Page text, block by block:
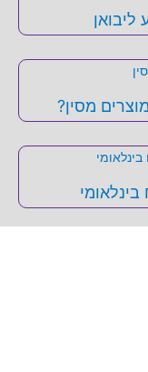
ליבואן
מסין?